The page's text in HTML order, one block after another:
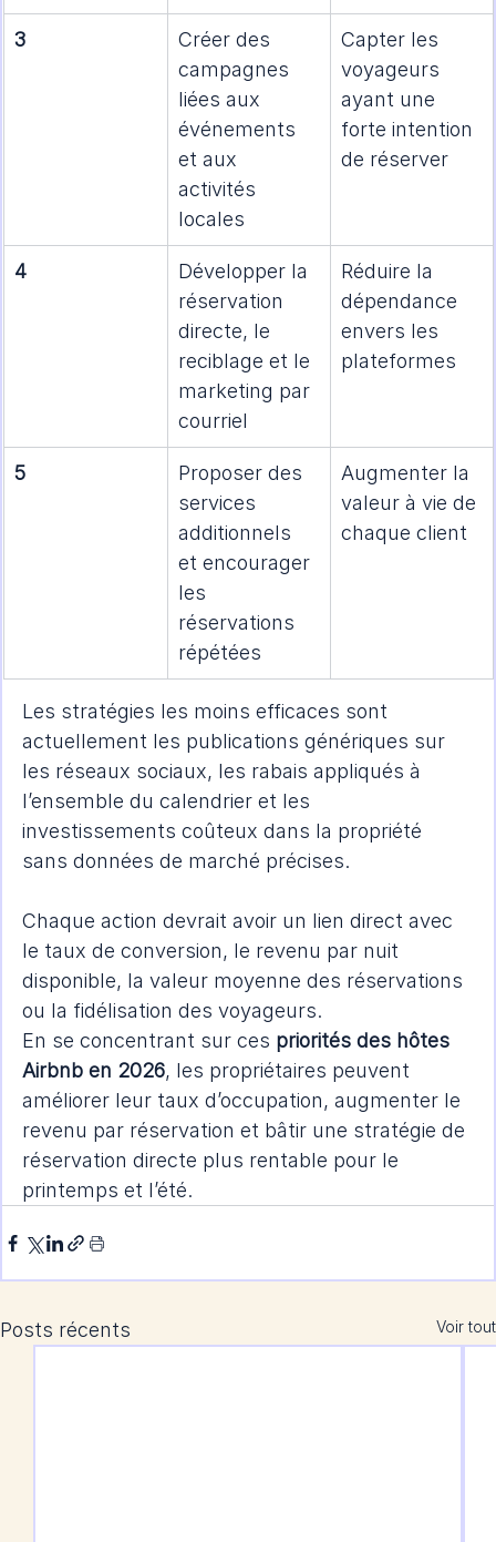
3
Créer des
campagnes
liées aux
événements
et aux
activités
locales
Capter les
voyageurs
ayant une
forte intention
de réserver
4
Développer la
réservation
directe, le
reciblage et le
marketing par
courriel
Réduire la
dépendance
envers les
plateformes
5
Proposer des
services
additionnels
et encourager
les
réservations
répétées
Augmenter la
valeur à vie de
chaque client
Les stratégies les moins efficaces sont
actuellement les publications génériques sur
les réseaux sociaux, les rabais appliqués à
l’ensemble du calendrier et les
investissements coûteux dans la propriété
sans données de marché précises.
Chaque action devrait avoir un lien direct avec
le taux de conversion, le revenu par nuit
disponible, la valeur moyenne des réservations
ou la fidélisation des voyageurs.
En se concentrant sur ces priorités des hôtes
Airbnb en 2026, les propriétaires peuvent
améliorer leur taux d’occupation, augmenter le
revenu par réservation et bâtir une stratégie de
réservation directe plus rentable pour le
printemps et l’été.
Posts récents Voir tout